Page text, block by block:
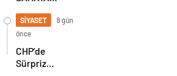
GÖKÇEBEY
VE
ÇAYCUMA’DA
SİYASET
8 gün
önce
CHP’de
Sürpriz